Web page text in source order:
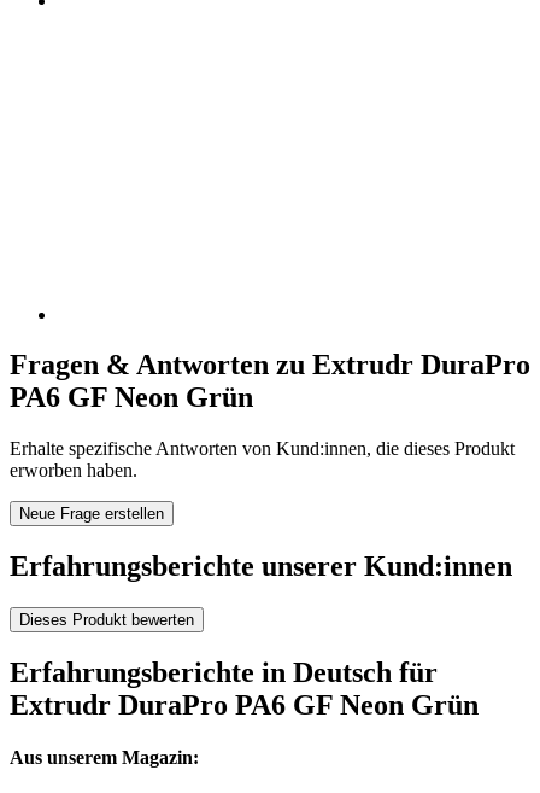
Fragen & Antworten zu Extrudr DuraPro
PA6 GF Neon Grün
Erhalte spezifische Antworten von Kund:innen, die dieses Produkt
erworben haben.
Neue Frage erstellen
Erfahrungsberichte unserer Kund:innen
Dieses Produkt bewerten
Erfahrungsberichte in Deutsch für
Extrudr DuraPro PA6 GF Neon Grün
Aus unserem Magazin: